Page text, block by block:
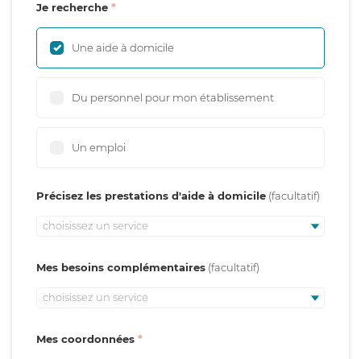
Je recherche
Une aide à domicile
Du personnel pour mon établissement
Un emploi
Précisez les prestations d'aide à domicile
choisissez un service
Mes besoins complémentaires
choisissez un service
Mes coordonnées